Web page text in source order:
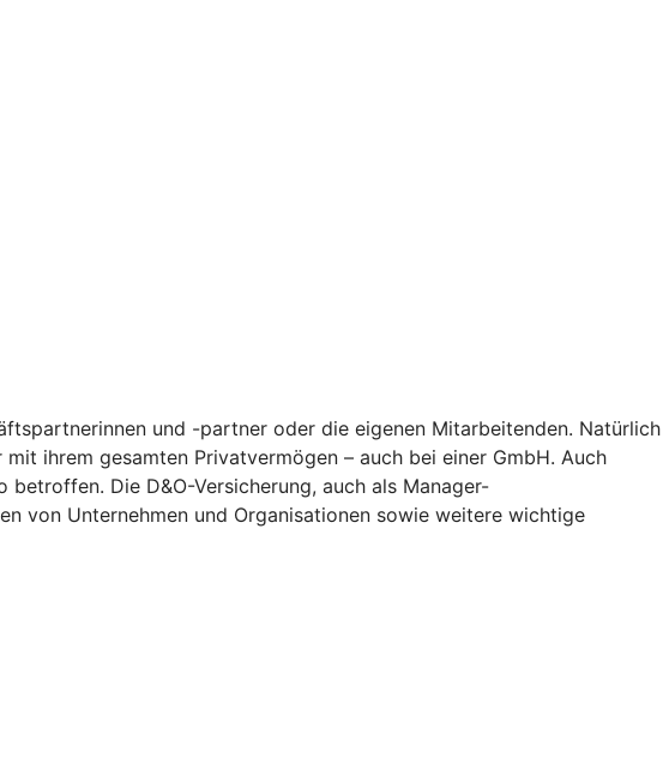
und -partner oder die eigenen Mitarbeitenden. Natürlich
ihrem gesamten Privatvermögen – auch bei einer GmbH. Auch
Die D&O-Versicherung, auch als Manager-
von Unternehmen und Organisationen sowie weitere wichtige